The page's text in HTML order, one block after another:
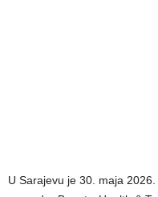
U Sarajevu je 30. maja